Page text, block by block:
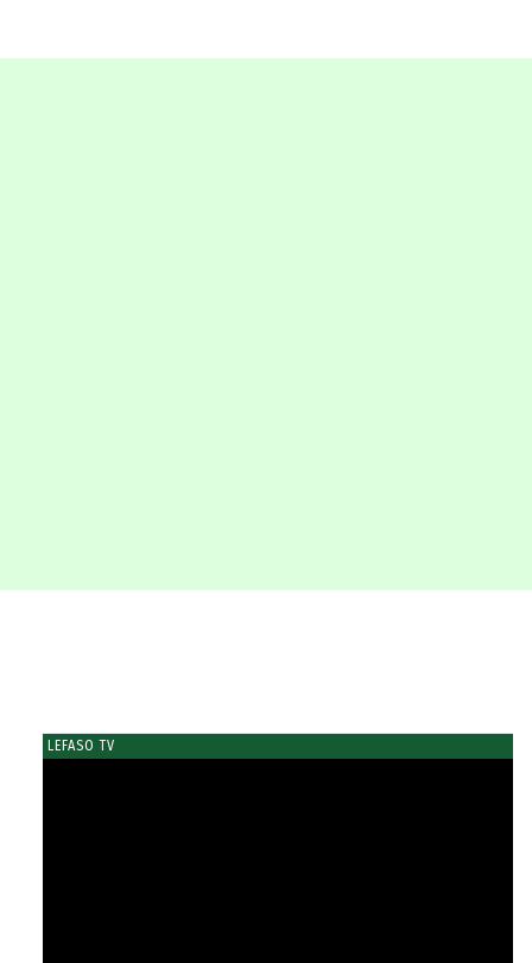
LEFASO TV